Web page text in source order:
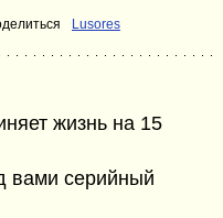
Lusores
жизнь на 15
вами серийный